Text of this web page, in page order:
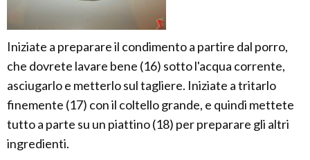
Iniziate a preparare il condimento a partire dal porro,
che dovrete lavare bene (16) sotto l'acqua corrente,
asciugarlo e metterlo sul tagliere. Iniziate a tritarlo
finemente (17) con il coltello grande, e quindi mettete
tutto a parte su un piattino (18) per preparare gli altri
ingredienti.